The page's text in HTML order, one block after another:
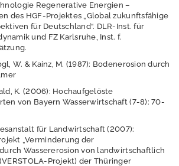
Regenerative Energien –
des HGF-Projektes „Global zukunftsfähige
für Deutschland“. DLR-Inst. für
und FZ Karlsruhe, Inst. f.
W. & Kainz, M. (1987): Bodenerosion durch
K. (2006): Hochaufgelöste
von Bayern Wasserwirtschaft (7-8): 70-
für Landwirtschaft (2007):
„Verminderung der
Wassererosion von landwirtschaftlich
Projekt) der Thüringer